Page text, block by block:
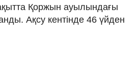
Қоржын ауылындағы
Ақсу кентінде 46 үйден